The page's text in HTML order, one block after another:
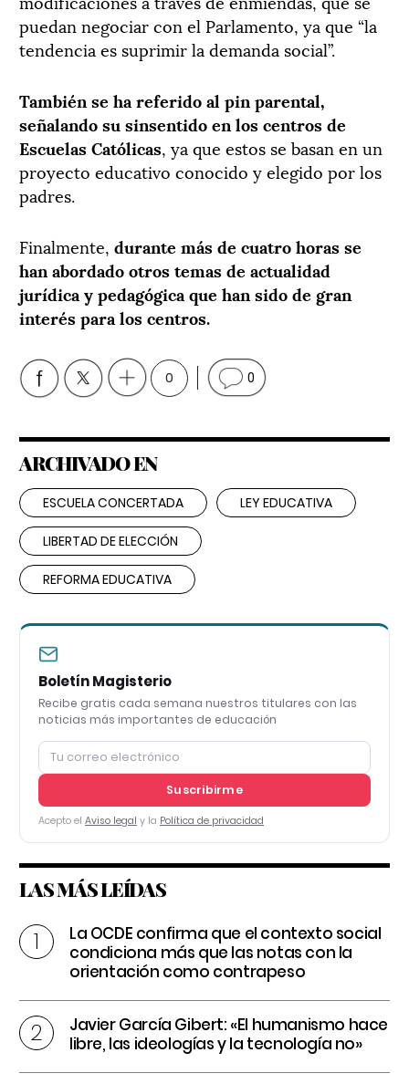
puedan negociar con el Parlamento, ya que “la
tendencia es suprimir la demanda social”.
También se ha referido al pin parental,
señalando su sinsentido en los centros de
Escuelas Católicas, ya que estos se basan en un
proyecto educativo conocido y elegido por los
padres.
Finalmente, durante más de cuatro horas se
han abordado otros temas de actualidad
jurídica y pedagógica que han sido de gran
interés para los centros.
0 0
ARCHIVADO EN
ESCUELA CONCERTADA LEY EDUCATIVA
LIBERTAD DE ELECCIÓN
REFORMA EDUCATIVA
Boletín Magisterio
Recibe gratis cada semana nuestros titulares con las
noticias más importantes de educación
Suscribirme
Acepto el Aviso legal y la Política de privacidad
LAS MÁS LEÍDAS
La OCDE confirma que el contexto social
condiciona más que las notas con la
orientación como contrapeso
Javier García Gibert: «El humanismo hace
libre, las ideologías y la tecnología no»